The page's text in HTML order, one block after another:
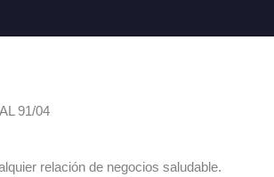
91/04
relación de negocios saludable.